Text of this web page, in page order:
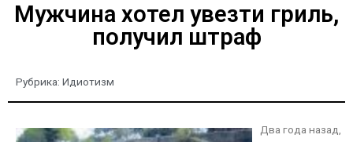
Мужчина хотел увезти гриль,
получил штраф
Рубрика: Идиотизм
Два года назад,